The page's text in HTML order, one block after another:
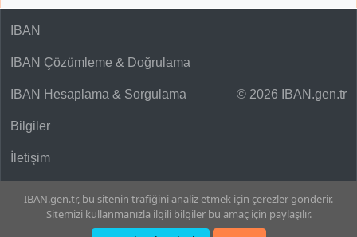
© 2026 IBAN.gen.tr
IBAN
IBAN Çözümleme & Doğrulama
IBAN Hesaplama & Sorgulama
Bilgiler
İletişim
IBAN.gen.tr, bu sitenin trafiğini analiz etmek için çerezler gönderir.
Sitemizi kullanmanızla ilgili bilgiler bu amaç için paylaşılır.